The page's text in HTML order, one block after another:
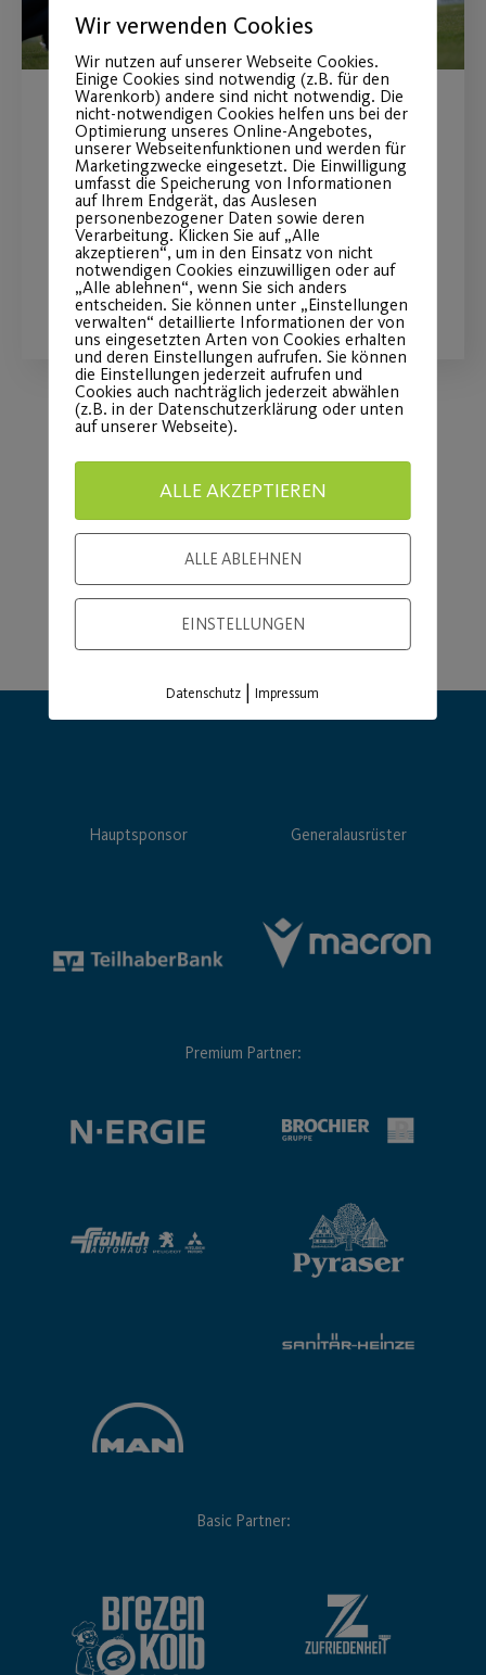
Sommerferienprogramm
2026
Fit und Gesund Erwachsene & Kinder
WEITERLESEN
Hauptsponsor Generalausrüster
Premium Partner:
Basic Partner:
Wir verwenden Cookies
Wir nutzen auf unserer Webseite Cookies.
Einige Cookies sind notwendig (z.B. für den
Warenkorb) andere sind nicht notwendig. Die
nicht-notwendigen Cookies helfen uns bei der
Optimierung unseres Online-Angebotes,
unserer Webseitenfunktionen und werden für
Marketingzwecke eingesetzt. Die Einwilligung
umfasst die Speicherung von Informationen
auf Ihrem Endgerät, das Auslesen
personenbezogener Daten sowie deren
Verarbeitung. Klicken Sie auf „Alle
akzeptieren“, um in den Einsatz von nicht
notwendigen Cookies einzuwilligen oder auf
„Alle ablehnen“, wenn Sie sich anders
entscheiden. Sie können unter „Einstellungen
verwalten“ detaillierte Informationen der von
uns eingesetzten Arten von Cookies erhalten
und deren Einstellungen aufrufen. Sie können
die Einstellungen jederzeit aufrufen und
Cookies auch nachträglich jederzeit abwählen
(z.B. in der Datenschutzerklärung oder unten
auf unserer Webseite).
ALLE AKZEPTIEREN
ALLE ABLEHNEN
EINSTELLUNGEN
Datenschutz |Impressum